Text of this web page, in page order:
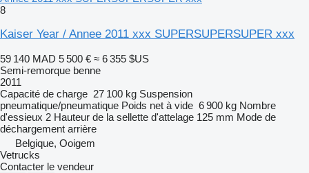
8
Kaiser Year / Annee 2011 xxx SUPERSUPERSUPER xxx
59 140 MAD 5 500 € ≈ 6 355 $US
Semi-remorque benne
2011
Capacité de charge 27 100 kg Suspension
pneumatique/pneumatique Poids net à vide 6 900 kg Nombre
d'essieux 2 Hauteur de la sellette d'attelage 125 mm Mode de
déchargement arrière
Belgique, Ooigem
Vetrucks
Contacter le vendeur